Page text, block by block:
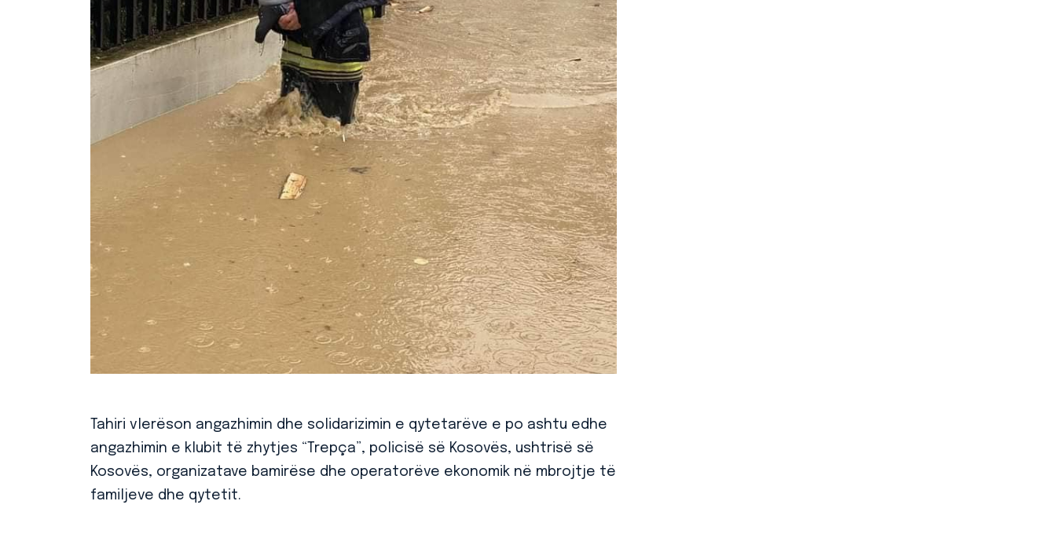
Tahiri vlerëson angazhimin dhe solidarizimin e qytetarëve e po ashtu edhe
angazhimin e klubit të zhytjes “Trepça”, policisë së Kosovës, ushtrisë së
Kosovës, organizatave bamirëse dhe operatorëve ekonomik në mbrojtje të
familjeve dhe qytetit.